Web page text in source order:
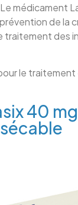
médicament
de la
traitement des
le
40